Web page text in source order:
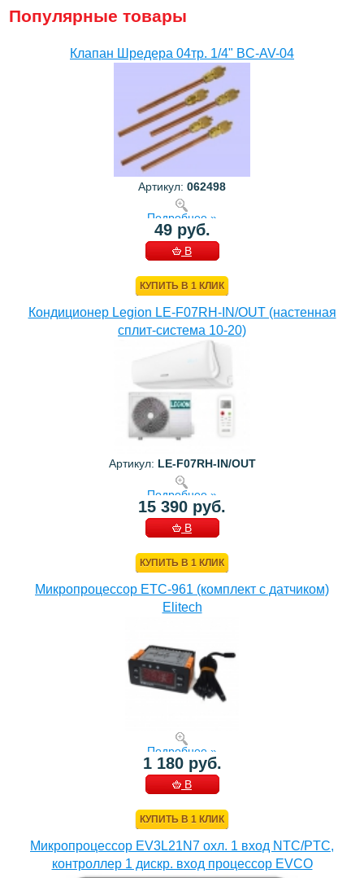
Популярные товары
Клапан Шредера 04тр. 1/4" BC-AV-04
Артикул: 062498
Подробнее »
49 руб.
В
КУПИТЬ В 1 КЛИК
Кондиционер Legion LE-F07RH-IN/OUT (настенная
сплит-система 10-20)
Артикул: LE-F07RH-IN/OUT
Подробнее »
15 390 руб.
В
КУПИТЬ В 1 КЛИК
Микропроцессор ETC-961 (комплект c датчиком)
Elitech
Подробнее »
1 180 руб.
В
КУПИТЬ В 1 КЛИК
Микропроцессор EV3L21N7 охл. 1 вход NTC/PTC,
контроллер 1 дискр. вход процессор EVCO